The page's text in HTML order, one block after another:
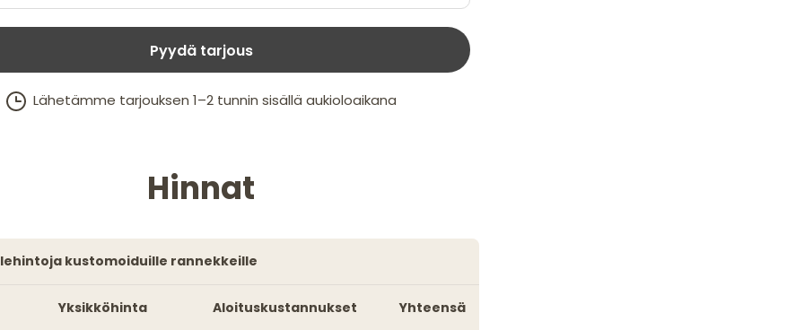
Pyydä tarjous
Lähetämme tarjouksen 1–2 tunnin sisällä aukioloaikana
Hinnat
kustomoiduille rannekkeille
Yksikköhinta Aloituskustannukset Yhteensä